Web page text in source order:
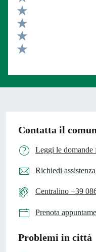
Valuta 5 stelle su 5
Valuta 4 stelle su 5
Valuta 3 stelle su 5
Valuta 2 stelle su 5
Contatta il
Leggi le domande
Richiedi assistenza
Centralino +39
Prenota
Problemi in città